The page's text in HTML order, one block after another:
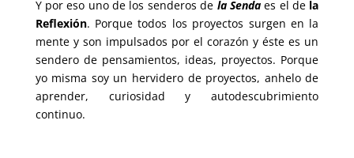
Y por eso uno de los senderos de la Sendaes el de la
Reflexión. Porque todos los proyectos surgen en la
mente y son impulsados por el corazón y éste es un
sendero de pensamientos, ideas, proyectos. Porque
yo misma soy un hervidero de proyectos, anhelo de
aprender, curiosidad y autodescubrimiento
continuo.